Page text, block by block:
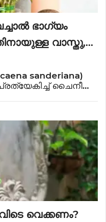
ഭാഗ്യം
വാസ്തു,
sanderiana)
ചൈനീസ്
വെക്കണം?